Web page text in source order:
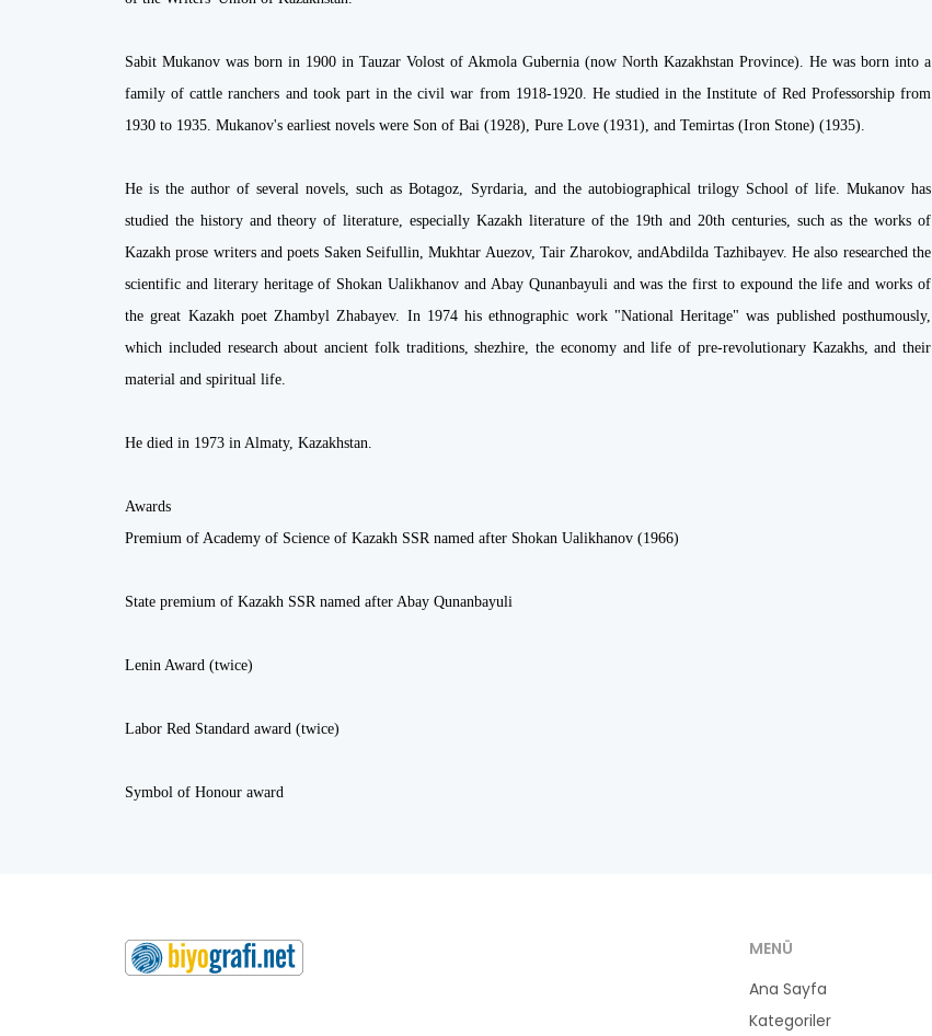
Sabit Mukanov was born in 1900 in Tauzar Volost of Akmola Gubernia (now North Kazakhstan Province). He was born into a
family of cattle ranchers and took part in the civil war from 1918-1920. He studied in the Institute of Red Professorship from
1930 to 1935. Mukanov's earliest novels were Son of Bai (1928), Pure Love (1931), and Temirtas (Iron Stone) (1935).
He is the author of several novels, such as Botagoz, Syrdaria, and the autobiographical trilogy School of life. Mukanov has
studied the history and theory of literature, especially Kazakh literature of the 19th and 20th centuries, such as the works of
Kazakh prose writers and poets Saken Seifullin, Mukhtar Auezov, Tair Zharokov, andAbdilda Tazhibayev. He also researched the
scientific and literary heritage of Shokan Ualikhanov and Abay Qunanbayuli and was the first to expound the life and works of
the great Kazakh poet Zhambyl Zhabayev. In 1974 his ethnographic work "National Heritage" was published posthumously,
which included research about ancient folk traditions, shezhire, the economy and life of pre-revolutionary Kazakhs, and their
material and spiritual life.
He died in 1973 in Almaty, Kazakhstan.
Awards
Premium of Academy of Science of Kazakh SSR named after Shokan Ualikhanov (1966)
State premium of Kazakh SSR named after Abay Qunanbayuli
Lenin Award (twice)
Labor Red Standard award (twice)
Symbol of Honour award
MENÜ
Ana Sayfa
Kategoriler